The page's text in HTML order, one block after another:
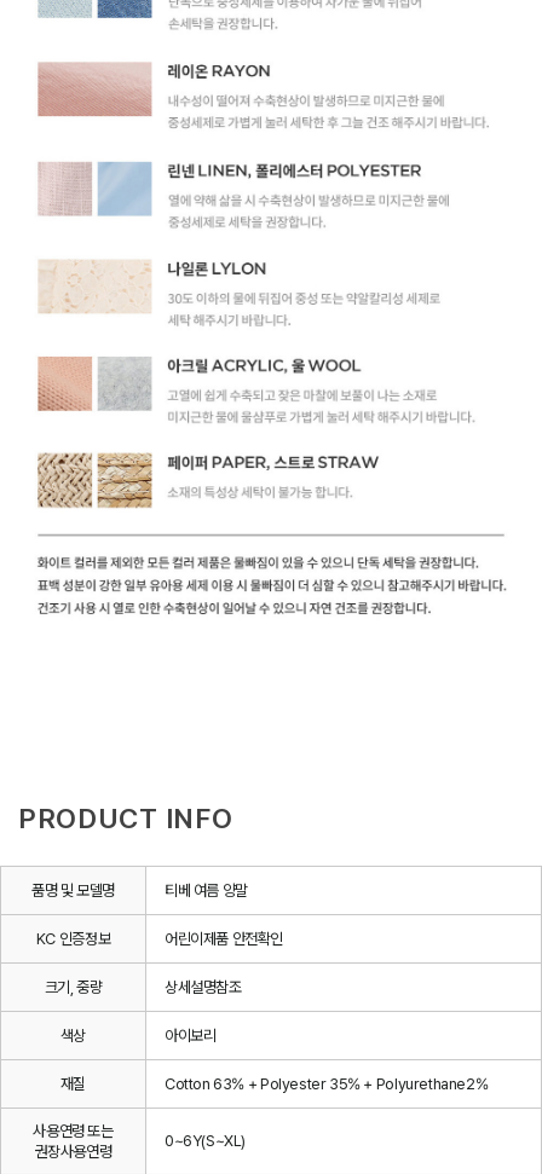
PRODUCT INFO
품명 및 모델명 티베 여름 양말
KC 인증정보 어린이제품 안전확인
크기, 중량 상세설명참조
색상 아이보리
재질 Cotton 63% + Polyester 35% + Polyurethane2%
사용연령 또는
권장사용연령
0~6Y(S~XL)